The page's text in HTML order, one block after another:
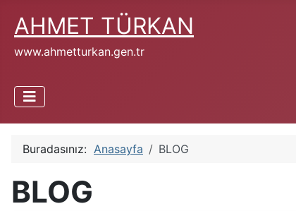
AHMET TÜRKAN
www.ahmetturkan.gen.tr
Buradasınız: Anasayfa BLOG
BLOG